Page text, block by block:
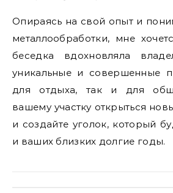
Опираясь на свой опыт и
металлообработки, мне
беседка вдохновляла
уникальные и совершенные
для отдыха, так и для
вашему участку открыться
и создайте уголок, который
и ваших близких долгие годы.